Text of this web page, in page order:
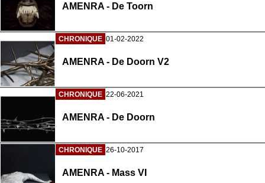
AMENRA - De Toorn
CHRONIQUE 01-02-2022
AMENRA - De Doorn V2
CHRONIQUE 22-06-2021
AMENRA - De Doorn
CHRONIQUE 26-10-2017
AMENRA - Mass VI